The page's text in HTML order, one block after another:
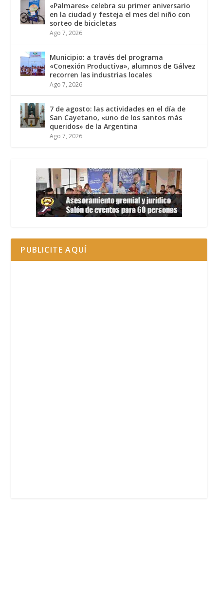
«Palmares» celebra su primer aniversario
en la ciudad y festeja el mes del niño con
sorteo de bicicletas
Ago 7, 2026
Municipio: a través del programa
«Conexión Productiva», alumnos de Gálvez
recorren las industrias locales
Ago 7, 2026
7 de agosto: las actividades en el día de
San Cayetano, «uno de los santos más
queridos» de la Argentina
Ago 7, 2026
PUBLICITE AQUÍ